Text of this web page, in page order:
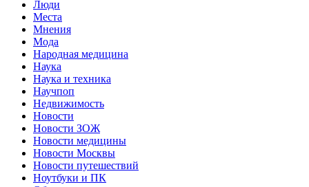
Люди
Места
Мнения
Мода
Народная медицина
Наука
Наука и техника
Научпоп
Недвижимость
Новости
Новости ЗОЖ
Новости медицины
Новости Москвы
Новости путешествий
Ноутбуки и ПК